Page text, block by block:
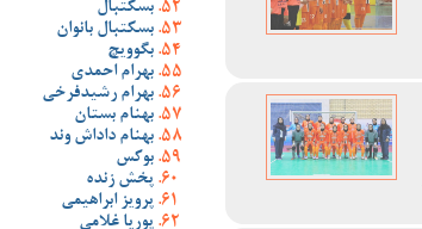
بسکتبال
بسکتبال بانوان
بگوویچ
بهرام احمدی
بهرام رشیدفرخی
بهنام بستان
بهنام داداش وند
بوکس
پخش زنده
پرویز ابراهیمی
پوریا غلامی